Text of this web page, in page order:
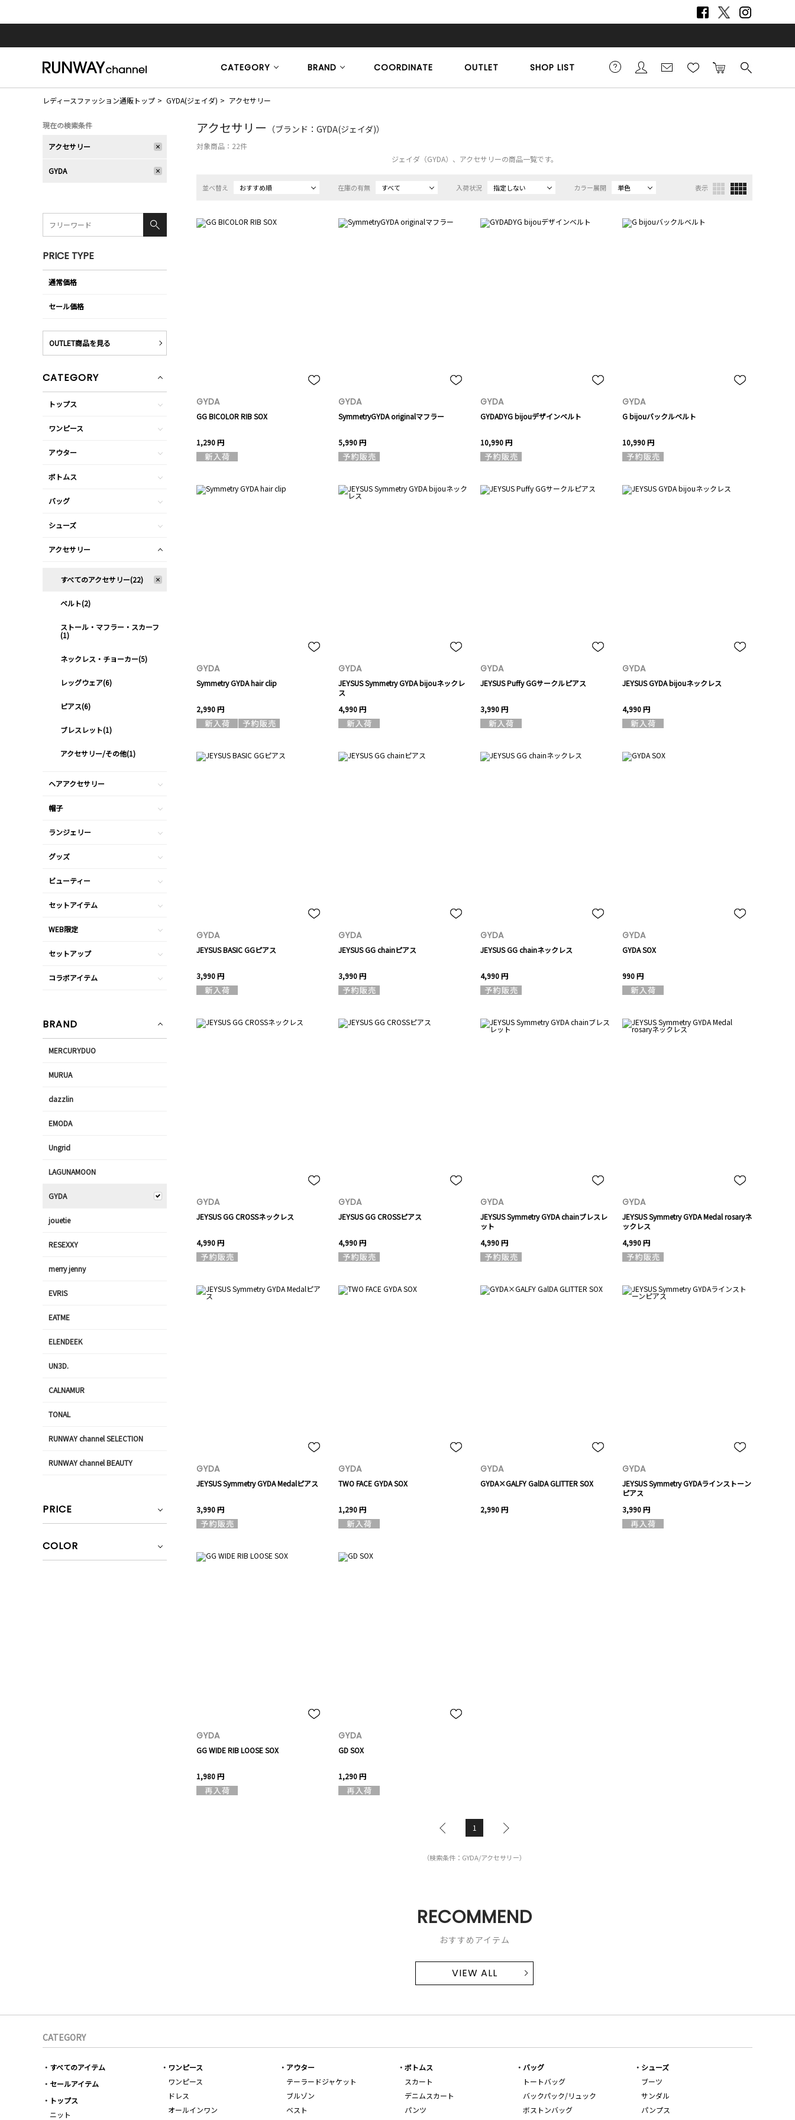
CATEGORY BRAND COORDINATE OUTLET SHOP LIST
レディースファッション通販トップ GYDA(ジェイダ) アクセサリー
アクセサリー （ブランド：GYDA(ジェイダ)）
対象商品： 22件
ジェイダ（GYDA）、アクセサリーの商品一覧です。
並べ替え おすすめ順 在庫の有無 すべて 入荷状況 指定しない カラー展開 単色 表示
GYDA
GG BICOLOR RIB SOX
1,290 円
GYDA
SymmetryGYDA originalマフラー
5,990 円
GYDA
GYDADYG bijouデザインベルト
10,990 円
GYDA
G bijouバックルベルト
10,990 円
GYDA
Symmetry GYDA hair clip
2,990 円
GYDA
JEYSUS Symmetry GYDA bijouネックレ
ス
4,990 円
GYDA
JEYSUS Puffy GGサークルピアス
3,990 円
GYDA
JEYSUS GYDA bijouネックレス
4,990 円
GYDA
JEYSUS BASIC GGピアス
3,990 円
GYDA
JEYSUS GG chainピアス
3,990 円
GYDA
JEYSUS GG chainネックレス
4,990 円
GYDA
GYDA SOX
990 円
GYDA
JEYSUS GG CROSSネックレス
4,990 円
GYDA
JEYSUS GG CROSSピアス
4,990 円
GYDA
JEYSUS Symmetry GYDA chainブレスレ
ット
4,990 円
GYDA
JEYSUS Symmetry GYDA Medal rosaryネ
ックレス
4,990 円
GYDA
JEYSUS Symmetry GYDA Medalピアス
3,990 円
GYDA
TWO FACE GYDA SOX
1,290 円
GYDA
GYDA×GALFY GalDA GLITTER SOX
2,990 円
GYDA
JEYSUS Symmetry GYDAラインストーン
ピアス
3,990 円
GYDA
GG WIDE RIB LOOSE SOX
1,980 円
GYDA
GD SOX
1,290 円
1
（検索条件：GYDA/アクセサリー）
RECOMMEND
おすすめアイテム
VIEW ALL
現在の検索条件
アクセサリー
GYDA
PRICE TYPE
通常価格
セール価格
OUTLET商品を見る
CATEGORY
トップス
ワンピース
アウター
ボトムス
バッグ
シューズ
アクセサリー
すべてのアクセサリー(22)
ベルト(2)
ストール・マフラー・スカーフ
(1)
ネックレス・チョーカー(5)
レッグウェア(6)
ピアス(6)
ブレスレット(1)
アクセサリー/その他(1)
ヘアアクセサリー
帽子
ランジェリー
グッズ
ビューティー
セットアイテム
WEB限定
セットアップ
コラボアイテム
BRAND
MERCURYDUO
MURUA
dazzlin
EMODA
Ungrid
LAGUNAMOON
GYDA
jouetie
RESEXXY
merry jenny
EVRIS
EATME
ELENDEEK
UN3D.
CALNAMUR
TONAL
RUNWAY channel SELECTION
RUNWAY channel BEAUTY
PRICE
COLOR
CATEGORY
すべてのアイテム
セールアイテム
トップス
ニット
ワンピース
ワンピース
ドレス
オールインワン
アウター
テーラードジャケット
ブルゾン
ベスト
ボトムス
スカート
デニムスカート
パンツ
バッグ
トートバッグ
バックパック/リュック
ボストンバッグ
シューズ
ブーツ
サンダル
パンプス